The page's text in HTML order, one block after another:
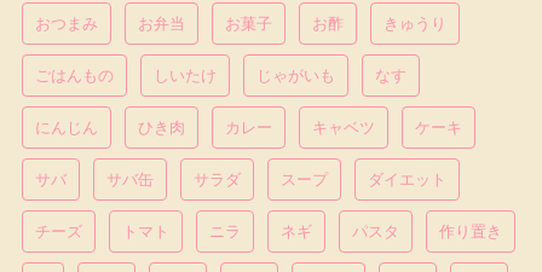
おつまみ お弁当 お菓子 お酢 きゅうり
ごはんもの しいたけ じゃがいも なす
にんじん ひき肉 カレー キャベツ ケーキ
サバ サバ缶 サラダ スープ ダイエット
チーズ トマト ニラ ネギ パスタ 作り置き